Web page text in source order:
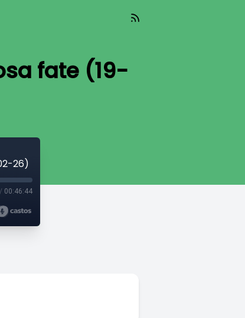
fate (19-
26)
/ 00:46:44